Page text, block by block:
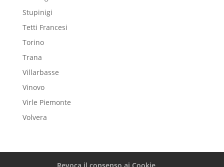
Stupinigi
Tetti Francesi
Torino
Trana
Villarbasse
Vinovo
Virle Piemonte
Volvera